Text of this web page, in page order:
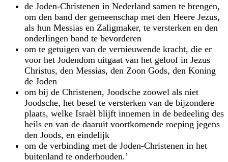
de Joden-Christenen in Nederland samen te brengen,
om den band der gemeenschap met den Heere Jezus,
als hun Messias en Zaligmaker, te versterken en den
onderlingen band te bevorderen
om te getuigen van de vernieuwende kracht, die er
voor het Jodendom uitgaat van het geloof in Jezus
Christus, den Messias, den Zoon Gods, den Koning
de Joden
om bij de Christenen, Joodsche zoowel als niet
Joodsche, het besef te versterken van de bijzondere
plaats, welke Israël blijft innemen in de bedeeling des
heils en van de daaruit voortkomende roeping jegens
den Joods, en eindelijk
om de verbinding met de Joden-Christenen in het
buitenland te onderhouden.’